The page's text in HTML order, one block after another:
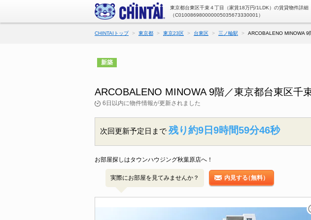
東京都台東区千束４丁目（家賃18万円/1LDK）の賃貸物件詳細
（C010086980000005035673330001）
CHINTAIトップ 東京都 東京23区 台東区 三ノ輪駅 ARCOBALENO MINOWA 9
新築
ARCOBALENO MINOWA 9階／東京都台東区千
6日以内に物件情報が更新されました
次回更新予定日まで 残り約9日9時間59分45秒
お部屋探しはタウンハウジング秋葉原店へ！
実際にお部屋を見てみませんか？ 内見する（無料）